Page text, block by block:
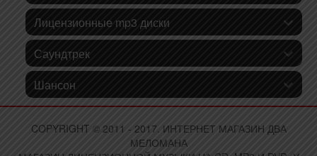
Лицензионные mp3 диски
Саундтрек
Шансон
COPYRIGHT © 2011 - 2017. ИНТЕРНЕТ МАГАЗИН ДВА
МЕЛОМАНА